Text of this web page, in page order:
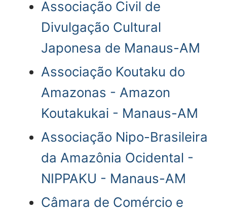
Associação Civil de
Divulgação Cultural
Japonesa de Manaus-AM
Associação Koutaku do
Amazonas - Amazon
Koutakukai - Manaus-AM
Associação Nipo-Brasileira
da Amazônia Ocidental -
NIPPAKU - Manaus-AM
Câmara de Comércio e